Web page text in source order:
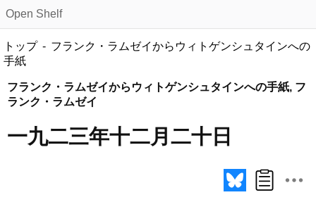
Open Shelf
トップ
フランク・ラムゼイからウィトゲンシュタインへの
手紙
フランク・ラムゼイからウィトゲンシュタインへの手紙, フ
ランク・ラムゼイ
一九二三年十二月二十日